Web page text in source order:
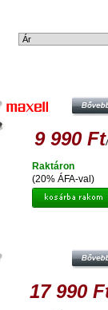
9 990 Ft
(20% ÁFA-val)
Raktáron
17 990